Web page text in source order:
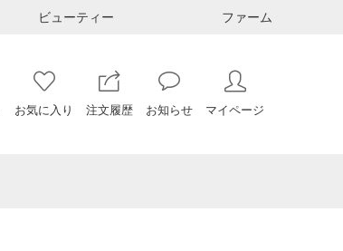
ビューティー ファーム
お気に入り 注文履歴 お知らせ マイページ